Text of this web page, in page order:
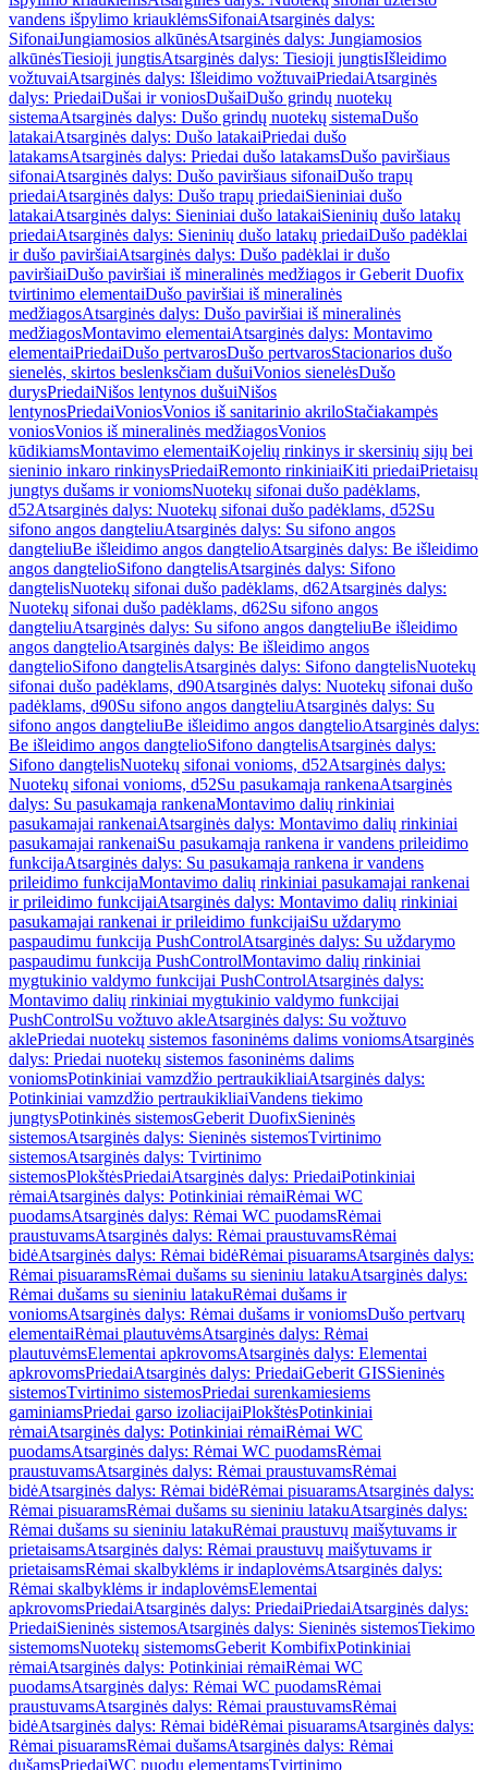
vandens išpylimo kriauklėmsSifonaiAtsarginės dalys:
SifonaiJungiamosios alkūnėsAtsarginės dalys: Jungiamosios
alkūnėsTiesioji jungtisAtsarginės dalys: Tiesioji jungtisIšleidimo
vožtuvaiAtsarginės dalys: Išleidimo vožtuvaiPriedaiAtsarginės
dalys: PriedaiDušai ir voniosDušaiDušo grindų nuotekų
sistemaAtsarginės dalys: Dušo grindų nuotekų sistemaDušo
latakaiAtsarginės dalys: Dušo latakaiPriedai dušo
latakamsAtsarginės dalys: Priedai dušo latakamsDušo paviršiaus
sifonaiAtsarginės dalys: Dušo paviršiaus sifonaiDušo trapų
priedaiAtsarginės dalys: Dušo trapų priedaiSieniniai dušo
latakaiAtsarginės dalys: Sieniniai dušo latakaiSieninių dušo latakų
priedaiAtsarginės dalys: Sieninių dušo latakų priedaiDušo padėklai
ir dušo paviršiaiAtsarginės dalys: Dušo padėklai ir dušo
paviršiaiDušo paviršiai iš mineralinės medžiagos ir Geberit Duofix
tvirtinimo elementaiDušo paviršiai iš mineralinės
medžiagosAtsarginės dalys: Dušo paviršiai iš mineralinės
medžiagosMontavimo elementaiAtsarginės dalys: Montavimo
elementaiPriedaiDušo pertvarosDušo pertvarosStacionarios dušo
sienelės, skirtos beslenksčiam dušuiVonios sienelėsDušo
durysPriedaiNišos lentynos dušuiNišos
lentynosPriedaiVoniosVonios iš sanitarinio akriloStačiakampės
voniosVonios iš mineralinės medžiagosVonios
kūdikiamsMontavimo elementaiKojelių rinkinys ir skersinių sijų bei
sieninio inkaro rinkinysPriedaiRemonto rinkiniaiKiti priedaiPrietaisų
jungtys dušams ir voniomsNuotekų sifonai dušo padėklams,
d52Atsarginės dalys: Nuotekų sifonai dušo padėklams, d52Su
sifono angos dangteliuAtsarginės dalys: Su sifono angos
dangteliuBe išleidimo angos dangtelioAtsarginės dalys: Be išleidimo
angos dangtelioSifono dangtelisAtsarginės dalys: Sifono
dangtelisNuotekų sifonai dušo padėklams, d62Atsarginės dalys:
Nuotekų sifonai dušo padėklams, d62Su sifono angos
dangteliuAtsarginės dalys: Su sifono angos dangteliuBe išleidimo
angos dangtelioAtsarginės dalys: Be išleidimo angos
dangtelioSifono dangtelisAtsarginės dalys: Sifono dangtelisNuotekų
sifonai dušo padėklams, d90Atsarginės dalys: Nuotekų sifonai dušo
padėklams, d90Su sifono angos dangteliuAtsarginės dalys: Su
sifono angos dangteliuBe išleidimo angos dangtelioAtsarginės dalys:
Be išleidimo angos dangtelioSifono dangtelisAtsarginės dalys:
Sifono dangtelisNuotekų sifonai vonioms, d52Atsarginės dalys:
Nuotekų sifonai vonioms, d52Su pasukamąja rankenaAtsarginės
dalys: Su pasukamąja rankenaMontavimo dalių rinkiniai
pasukamajai rankenaiAtsarginės dalys: Montavimo dalių rinkiniai
pasukamajai rankenaiSu pasukamąja rankena ir vandens prileidimo
funkcijaAtsarginės dalys: Su pasukamąja rankena ir vandens
prileidimo funkcijaMontavimo dalių rinkiniai pasukamajai rankenai
ir prileidimo funkcijaiAtsarginės dalys: Montavimo dalių rinkiniai
pasukamajai rankenai ir prileidimo funkcijaiSu uždarymo
paspaudimu funkcija PushControlAtsarginės dalys: Su uždarymo
paspaudimu funkcija PushControlMontavimo dalių rinkiniai
mygtukinio valdymo funkcijai PushControlAtsarginės dalys:
Montavimo dalių rinkiniai mygtukinio valdymo funkcijai
PushControlSu vožtuvo akleAtsarginės dalys: Su vožtuvo
aklePriedai nuotekų sistemos fasoninėms dalims voniomsAtsarginės
dalys: Priedai nuotekų sistemos fasoninėms dalims
voniomsPotinkiniai vamzdžio pertraukikliaiAtsarginės dalys:
Potinkiniai vamzdžio pertraukikliaiVandens tiekimo
jungtysPotinkinės sistemosGeberit DuofixSieninės
sistemosAtsarginės dalys: Sieninės sistemosTvirtinimo
sistemosAtsarginės dalys: Tvirtinimo
sistemosPlokštėsPriedaiAtsarginės dalys: PriedaiPotinkiniai
rėmaiAtsarginės dalys: Potinkiniai rėmaiRėmai WC
puodamsAtsarginės dalys: Rėmai WC puodamsRėmai
praustuvamsAtsarginės dalys: Rėmai praustuvamsRėmai
bidėAtsarginės dalys: Rėmai bidėRėmai pisuaramsAtsarginės dalys:
Rėmai pisuaramsRėmai dušams su sieniniu latakuAtsarginės dalys:
Rėmai dušams su sieniniu latakuRėmai dušams ir
voniomsAtsarginės dalys: Rėmai dušams ir voniomsDušo pertvarų
elementaiRėmai plautuvėmsAtsarginės dalys: Rėmai
plautuvėmsElementai apkrovomsAtsarginės dalys: Elementai
apkrovomsPriedaiAtsarginės dalys: PriedaiGeberit GISSieninės
sistemosTvirtinimo sistemosPriedai surenkamiesiems
gaminiamsPriedai garso izoliacijaiPlokštėsPotinkiniai
rėmaiAtsarginės dalys: Potinkiniai rėmaiRėmai WC
puodamsAtsarginės dalys: Rėmai WC puodamsRėmai
praustuvamsAtsarginės dalys: Rėmai praustuvamsRėmai
bidėAtsarginės dalys: Rėmai bidėRėmai pisuaramsAtsarginės dalys:
Rėmai pisuaramsRėmai dušams su sieniniu latakuAtsarginės dalys:
Rėmai dušams su sieniniu latakuRėmai praustuvų maišytuvams ir
prietaisamsAtsarginės dalys: Rėmai praustuvų maišytuvams ir
prietaisamsRėmai skalbyklėms ir indaplovėmsAtsarginės dalys:
Rėmai skalbyklėms ir indaplovėmsElementai
apkrovomsPriedaiAtsarginės dalys: PriedaiPriedaiAtsarginės dalys:
PriedaiSieninės sistemosAtsarginės dalys: Sieninės sistemosTiekimo
sistemomsNuotekų sistemomsGeberit KombifixPotinkiniai
rėmaiAtsarginės dalys: Potinkiniai rėmaiRėmai WC
puodamsAtsarginės dalys: Rėmai WC puodamsRėmai
praustuvamsAtsarginės dalys: Rėmai praustuvamsRėmai
bidėAtsarginės dalys: Rėmai bidėRėmai pisuaramsAtsarginės dalys:
Rėmai pisuaramsRėmai dušamsAtsarginės dalys: Rėmai
dušamsPriedaiWC puodų elementamsTvirtinimo